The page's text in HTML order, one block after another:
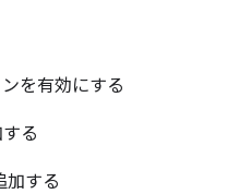
を有効にする
る
加する